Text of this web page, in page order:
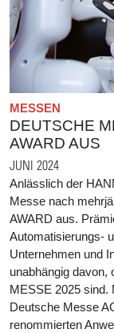
MESSEN
DEUTSCHE
AWARD AUS
JUNI 2024
Anlässlich der
Messe nach
AWARD aus.
Automatisierungs-
Unternehmen und
unabhängig davon,
MESSE 2025 sind.
Deutsche Messe
renommierten